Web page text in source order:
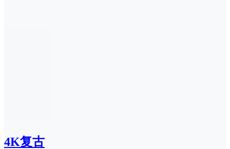
4K复古